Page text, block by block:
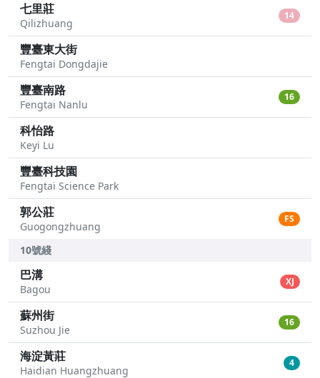
七里莊
Qilizhuang
14
豐臺東大街
Fengtai Dongdajie
豐臺南路
Fengtai Nanlu
16
科怡路
Keyi Lu
豐臺科技園
Fengtai Science Park
郭公莊
Guogongzhuang
FS
10號綫
巴溝
Bagou
XJ
蘇州街
Suzhou Jie
16
海淀黃莊
Haidian Huangzhuang
4